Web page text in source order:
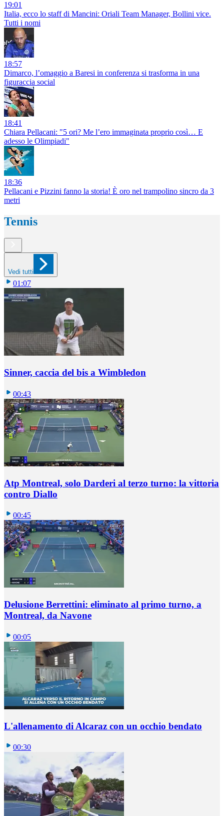
19:01
Italia, ecco lo staff di Mancini: Oriali Team Manager, Bollini vice.
Tutti i nomi
18:57
Dimarco, l’omaggio a Baresi in conferenza si trasforma in una
figuraccia social
18:41
Chiara Pellacani: "5 ori? Me l’ero immaginata proprio così… E
adesso le Olimpiadi"
18:36
Pellacani e Pizzini fanno la storia! È oro nel trampolino sincro da 3
metri
Tennis
Vedi tutti
01:07
Sinner, caccia del bis a Wimbledon
00:43
Atp Montreal, solo Darderi al terzo turno: la vittoria
contro Diallo
00:45
Delusione Berrettini: eliminato al primo turno, a
Montreal, da Navone
00:05
L'allenamento di Alcaraz con un occhio bendato
00:30